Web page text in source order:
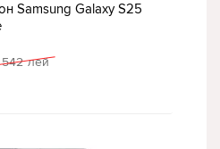
Samsung Galaxy S25
542 лей